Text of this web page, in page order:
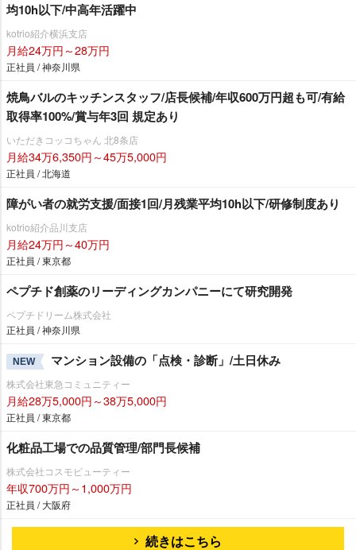
均10h以下/中高年活躍中
kotrio紹介横浜支店
月給24万円～28万円
正社員 / 神奈川県
焼鳥バルのキッチンスタッフ/店長候補/年収600万円超も可/有給
取得率100%/賞与年3回 規定あり
いただきコッコちゃん 北8条店
月給34万6,350円～45万5,000円
正社員 / 北海道
障がい者の就労支援/面接1回/月残業平均10h以下/研修制度あり
kotrio紹介品川支店
月給24万円～40万円
正社員 / 東京都
ペプチド創薬のリーディングカンパニーにて研究開発
ペプチドリーム株式会社
正社員 / 神奈川県
NEW マンション設備の「点検・診断」/土日休み
株式会社東急コミュニティー
月給28万5,000円～38万5,000円
正社員 / 東京都
化粧品工場での品質管理/部門長候補
株式会社コスモビューティー
年収700万円～1,000万円
正社員 / 大阪府
続きはこちら